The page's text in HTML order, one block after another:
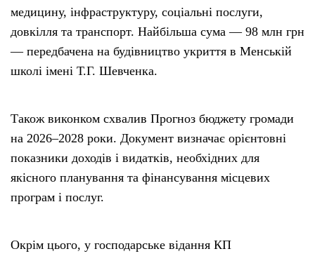
медицину, інфраструктуру, соціальні послуги,
довкілля та транспорт. Найбільша сума — 98 млн грн
— передбачена на будівництво укриття в Менській
школі імені Т.Г. Шевченка.
Також виконком схвалив Прогноз бюджету громади
на 2026–2028 роки. Документ визначає орієнтовні
показники доходів і видатків, необхідних для
якісного планування та фінансування місцевих
програм і послуг.
Окрім цього, у господарське відання КП